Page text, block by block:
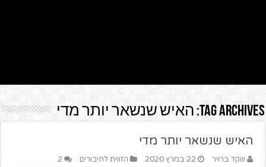
Tag Archives: האיש שנשאר יותר מדי
האיש שנשאר יותר מדי
שקד ברויר 22 במרץ 2020 הזווית לחיבורים 2